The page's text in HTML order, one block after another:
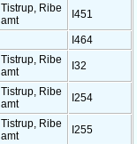
Tistrup, Ribe
amt
I451
I464
Tistrup, Ribe
amt
I32
Tistrup, Ribe
amt
I254
Tistrup, Ribe
amt
I255